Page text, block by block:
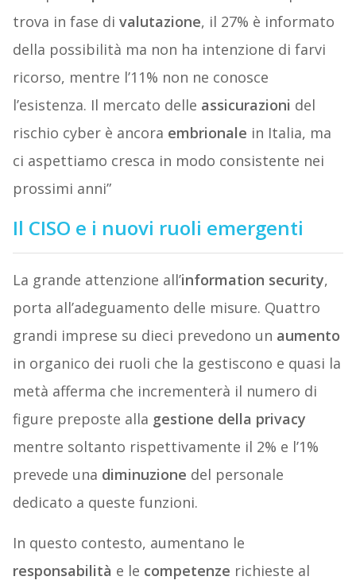
trova in fase di valutazione, il 27% è informato
della possibilità ma non ha intenzione di farvi
ricorso, mentre l’11% non ne conosce
l’esistenza. Il mercato delle assicurazioni del
rischio cyber è ancora embrionale in Italia, ma
ci aspettiamo cresca in modo consistente nei
prossimi anni”
Il CISO e i nuovi ruoli emergenti
La grande attenzione all’information security,
porta all’adeguamento delle misure. Quattro
grandi imprese su dieci prevedono un aumento
in organico dei ruoli che la gestiscono e quasi la
metà afferma che incrementerà il numero di
figure preposte alla gestione della privacy
mentre soltanto rispettivamente il 2% e l’1%
prevede una diminuzione del personale
dedicato a queste funzioni.
In questo contesto, aumentano le
responsabilità e le competenze richieste al